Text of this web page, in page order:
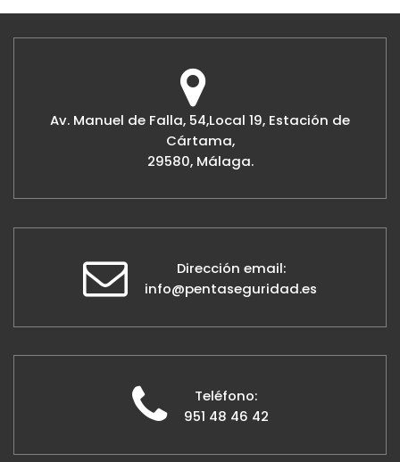
Av. Manuel de Falla, 54,Local 19, Estación de
Cártama,
29580, Málaga.
Dirección email:
info@pentaseguridad.es
Teléfono:
951 48 46 42